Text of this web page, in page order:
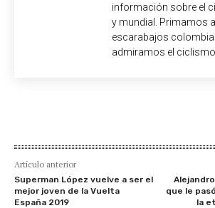
información sobre el
y mundial. Primamos
escarabajos
admiramos el ciclismo
Artículo anterior
Superman López vuelve a ser el
mejor joven de la Vuelta
España 2019
que le
la